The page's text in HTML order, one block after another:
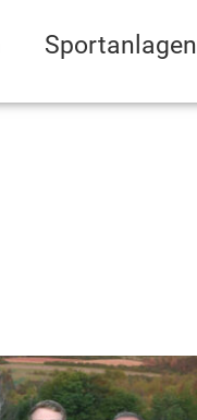
Sportanlagen